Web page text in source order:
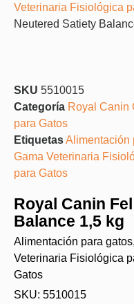
Veterinaria Fisiológica
Neutered Satiety
SKU 5510015
Categoría Royal Canin
para Gatos
EtiquetasAlimentación
Gama Veterinaria
para Gatos
Royal Canin
Balance 1,5 kg
Alimentación para gatos,
Veterinaria Fisiológica
Gatos
SKU: 5510015